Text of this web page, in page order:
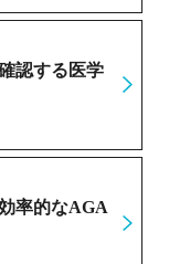
認する医学
率的なAGA